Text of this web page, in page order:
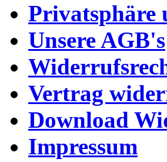
Privatsphäre
Unsere AGB's
Vertrag
Download
Impressum